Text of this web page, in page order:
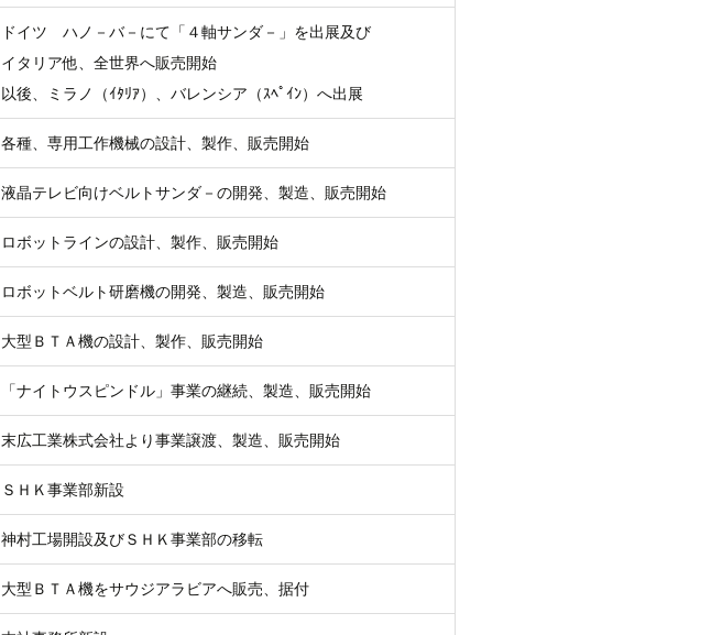
ドイツ ハノ－バ－にて「４軸サンダ－」を出展及び
イタリア他、全世界へ販売開始
以後、ミラノ（ｲﾀﾘｱ）、バレンシア（ｽﾍﾟｲﾝ）へ出展
各種、専用工作機械の設計、製作、販売開始
液晶テレビ向けベルトサンダ－の開発、製造、販売開始
ロボットラインの設計、製作、販売開始
ロボットベルト研磨機の開発、製造、販売開始
大型ＢＴＡ機の設計、製作、販売開始
「ナイトウスピンドル」事業の継続、製造、販売開始
末広工業株式会社より事業譲渡、製造、販売開始
ＳＨＫ事業部新設
神村工場開設及びＳＨＫ事業部の移転
大型ＢＴＡ機をサウジアラビアへ販売、据付